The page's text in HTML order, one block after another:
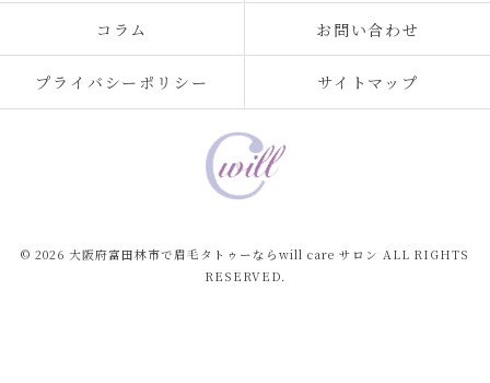
コラム お問い合わせ
プライバシーポリシー サイトマップ
© 2026 大阪府富田林市で眉毛タトゥーならwill care サロン ALL RIGHTS
RESERVED.